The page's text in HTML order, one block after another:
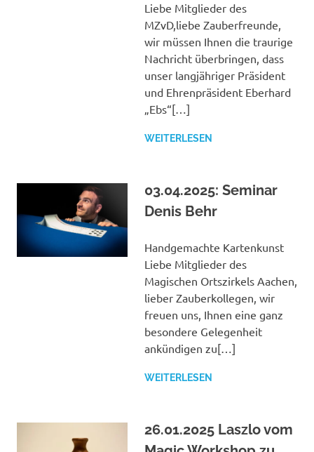
Liebe Mitglieder des
MZvD,liebe Zauberfreunde,
wir müssen Ihnen die traurige
Nachricht überbringen, dass
unser langjähriger Präsident
und Ehrenpräsident Eberhard
„Ebs“[…]
WEITERLESEN
03.04.2025: Seminar
Denis Behr
Handgemachte Kartenkunst
Liebe Mitglieder des
Magischen Ortszirkels Aachen,
lieber Zauberkollegen, wir
freuen uns, Ihnen eine ganz
besondere Gelegenheit
ankündigen zu[…]
WEITERLESEN
26.01.2025 Laszlo vom